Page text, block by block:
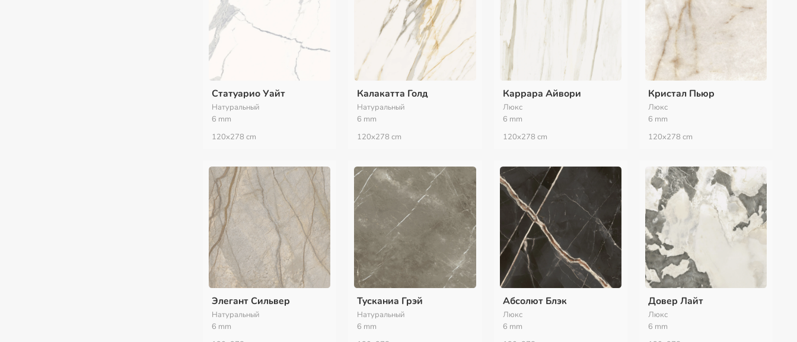
Статуарио Уайт
Натуральный
6 mm
120x278 сm
Калакатта Голд
Натуральный
6 mm
120x278 сm
Каррара Айвори
Люкс
6 mm
120x278 сm
Кристал Пьюр
Люкс
6 mm
120x278 сm
Элегант Сильвер
Натуральный
6 mm
Тусканиа Грэй
Натуральный
6 mm
Абсолют Блэк
Люкс
6 mm
Довер Лайт
Люкс
6 mm